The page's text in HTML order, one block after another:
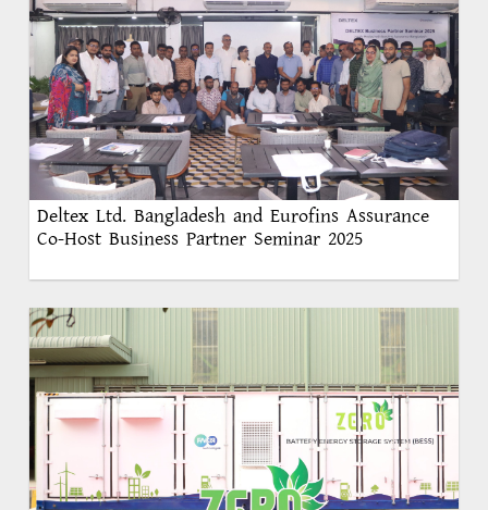
Deltex Ltd. Bangladesh and Eurofins Assurance
Co-Host Business Partner Seminar 2025